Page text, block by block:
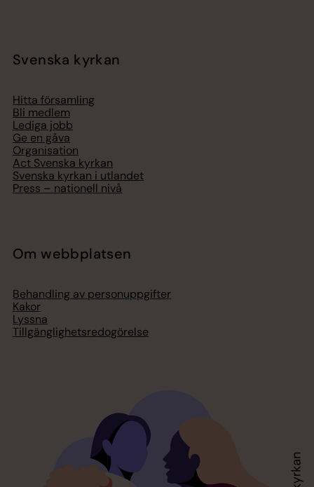
Svenska kyrkan
Hitta församling
Bli medlem
Lediga jobb
Ge en gåva
Organisation
Act Svenska kyrkan
Svenska kyrkan i utlandet
Press – nationell nivå
Om webbplatsen
Behandling av personuppgifter
Kakor
Lyssna
Tillgänglighetsredogörelse